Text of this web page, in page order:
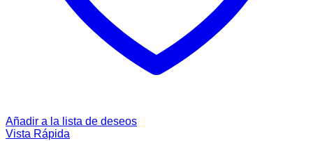
Añadir a la lista de deseos
Vista Rápida